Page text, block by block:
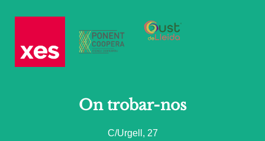
On trobar-nos
C/Urgell, 27